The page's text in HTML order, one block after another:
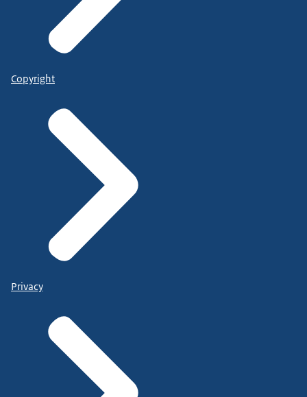
Copyright
Privacy